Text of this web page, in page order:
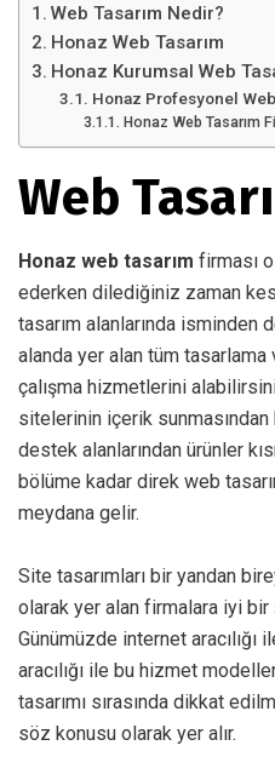
Web Tasarım Nedir?
Honaz Web Tasarım
Honaz Kurumsal Web
Honaz Profesyonel Web
Honaz Web Tasarım
Web
Honaz web tasarım firması
ederken dilediğiniz zaman
tasarım alanlarında isminden
alanda yer alan tüm
çalışma hizmetlerini
sitelerinin içerik
destek alanlarından ürünler
bölüme kadar direk web
meydana gelir.
Site tasarımları bir yandan
olarak yer alan firmalara iyi
Günümüzde internet
aracılığı ile bu hizmet
tasarımı sırasında dikkat
söz konusu olarak yer alır.